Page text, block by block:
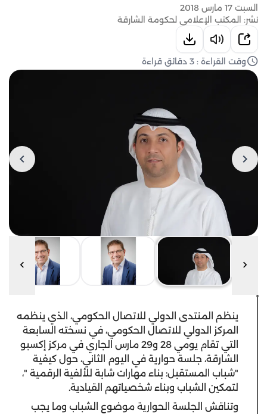
السبت 17 مارس 2018
نشر: المكتب الإعلامي لحكومة الشارقة
وقت القراءة : 3 دقائق قراءة
ينظم المنتدى الدولي للاتصال الحكومي، الذي ينظمه
المركز الدولي للاتصال الحكومي، في نسخته السابعة
التي تقام يومي 28 و29 مارس الجاري في مركز إكسبو
الشارقة، جلسة حوارية في اليوم الثاني، حول كيفية
"شباب المستقبل: بناء مهارات شابة للألفية الرقمية "،
لتمكين الشباب وبناء شخصياتهم القيادية.
وتناقش الجلسة الحوارية موضوع الشباب وما يجب